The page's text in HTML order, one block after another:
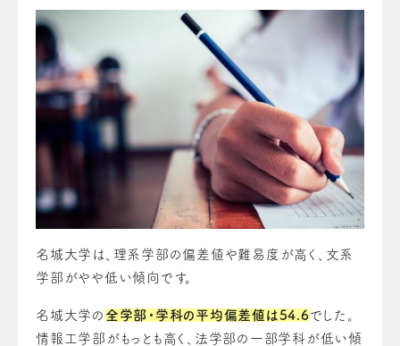
名城大学は、理系学部の偏差値や難易度が高く、文系
学部がやや低い傾向です。
名城大学の 全学部・学科の平均偏差値は54.6でした。
情報工学部がもっとも高く、法学部の一部学科が低い傾